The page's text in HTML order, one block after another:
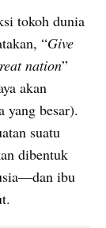
tokoh dunia
“Give
nation”
akan
yang besar).
suatu
dibentuk
ibu